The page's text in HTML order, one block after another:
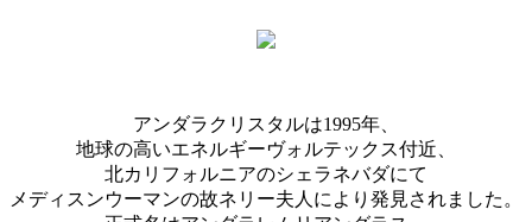
アンダラクリスタルは1995年、
地球の高いエネルギーヴォルテックス付近、
北カリフォルニアのシェラネバダにて
メディスンウーマンの故ネリー夫人により発見されました。